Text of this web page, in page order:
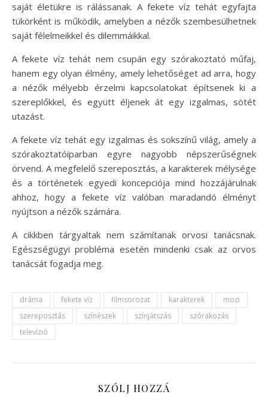
saját életükre is rálássanak. A fekete víz tehát egyfajta
tükörként is működik, amelyben a nézők szembesülhetnek
saját félelmeikkel és dilemmáikkal.
A fekete víz tehát nem csupán egy szórakoztató műfaj,
hanem egy olyan élmény, amely lehetőséget ad arra, hogy
a nézők mélyebb érzelmi kapcsolatokat építsenek ki a
szereplőkkel, és együtt éljenek át egy izgalmas, sötét
utazást.
A fekete víz tehát egy izgalmas és sokszínű világ, amely a
szórakoztatóiparban egyre nagyobb népszerűségnek
örvend. A megfelelő szereposztás, a karakterek mélysége
és a történetek egyedi koncepciója mind hozzájárulnak
ahhoz, hogy a fekete víz valóban maradandó élményt
nyújtson a nézők számára.
A cikkben tárgyaltak nem számítanak orvosi tanácsnak.
Egészségügyi probléma esetén mindenki csak az orvos
tanácsát fogadja meg.
dráma fekete víz filmsorozat karakterek
mozi
szereposztás
színészek színjátszás
szórakozás
televízió
SZÓLJ HOZZÁ